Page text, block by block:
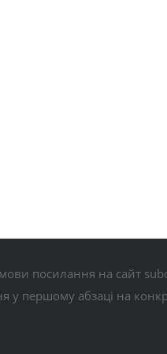
посилання на сайт
у першому абзаці на